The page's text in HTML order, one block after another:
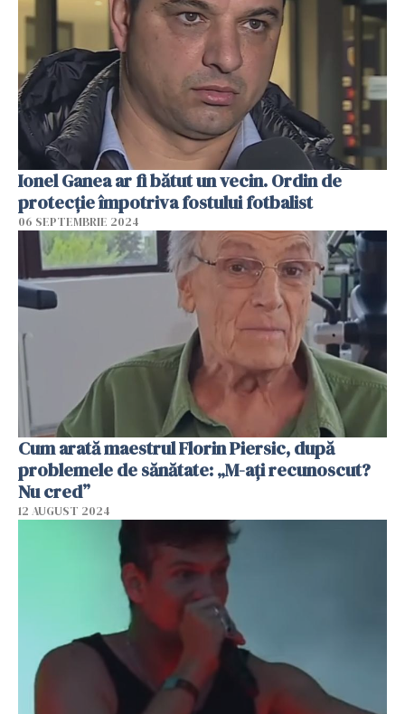
Ionel Ganea ar fi bătut un vecin. Ordin de
protecţie împotriva fostului fotbalist
06 SEPTEMBRIE 2024
Cum arată maestrul Florin Piersic, după
problemele de sănătate: „M-ați recunoscut?
Nu cred”
12 AUGUST 2024